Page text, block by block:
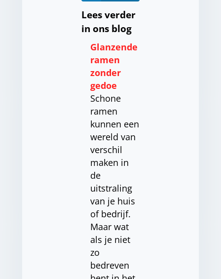
Lees verder
in ons blog
Glanzende
ramen
zonder
gedoe
Schone
ramen
kunnen een
wereld van
verschil
maken in
de
uitstraling
van je huis
of bedrijf.
Maar wat
als je niet
zo
bedreven